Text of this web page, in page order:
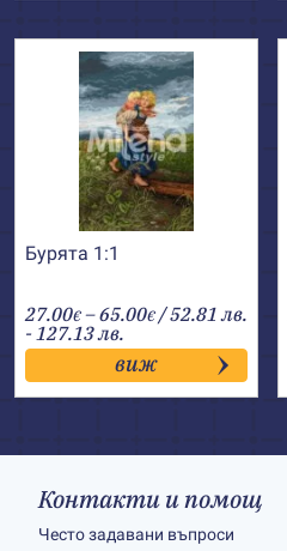
Бурята 1:1
27.00€ –65.00€Price
range:
27.00€
through
65.00€
/ 52.81 лв.
- 127.13 лв.
виж
Контакти и помощ
Често задавани въпроси